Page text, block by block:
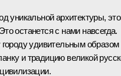
уникальной архитектуры, это
останется с нами навсегда.
удивительным образом
и традицию великой